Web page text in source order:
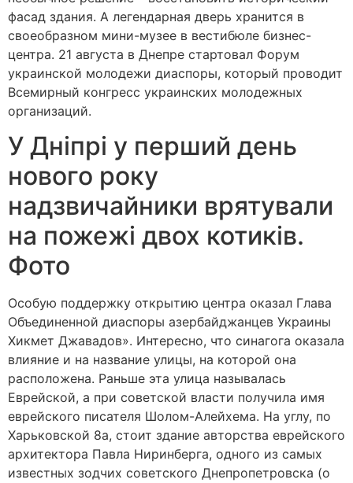
фасад здания. А легендарная дверь хранится в
своеобразном мини-музее в вестибюле бизнес-
центра. 21 августа в Днепре стартовал Форум
украинской молодежи диаспоры, который проводит
Всемирный конгресс украинских молодежных
организаций.
У Дніпрі у перший день
нового року
надзвичайники врятували
на пожежі двох котиків.
Фото
Особую поддержку открытию центра оказал Глава
Объединенной диаспоры азербайджанцев Украины
Хикмет Джавадов». Интересно, что синагога оказала
влияние и на название улицы, на которой она
расположена. Раньше эта улица называлась
Еврейской, а при советской власти получила имя
еврейского писателя Шолом-Алейхема. На углу, по
Харьковской 8а, стоит здание авторства еврейского
архитектора Павла Ниринберга, одного из самых
известных зодчих советского Днепропетровска (о